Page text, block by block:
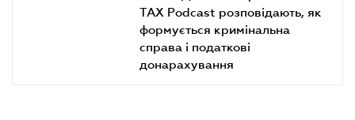
TAX Podcast розповідають, як
формується кримінальна
справа і податкові
донарахування